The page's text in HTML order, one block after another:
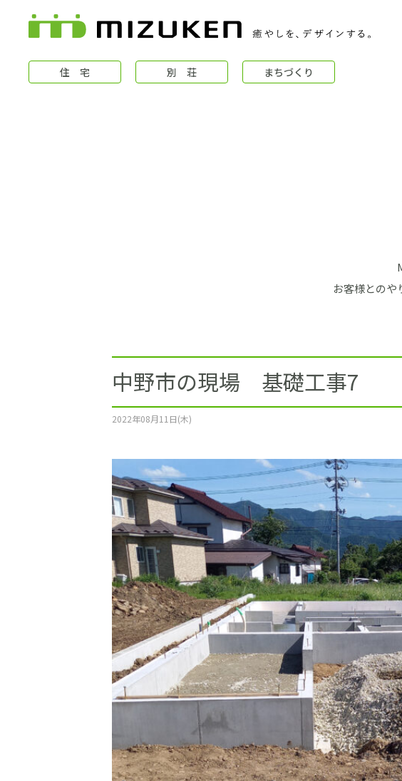
住 宅 別 荘 まちづくり
土地をお探しの方
ショールーム
お問合せ・資料請求
お客様とのや
中野市の現場 基礎工事7
2022年08月11日(木)